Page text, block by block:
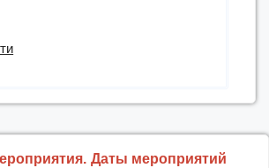
Даты мероприятий